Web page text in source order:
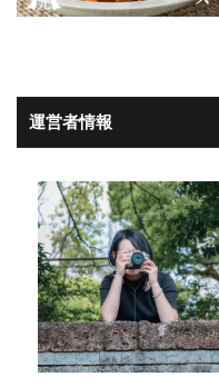
運営者情報